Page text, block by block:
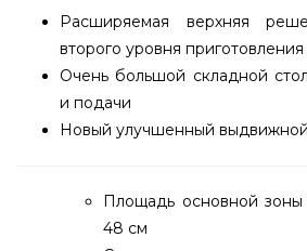
Расширяемая верхняя
второго уровня приготовления
Очень большой складной
и подачи
Новый улучшенный
Площадь основной зоны
48 см